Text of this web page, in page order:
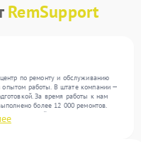
RemSupport
по ремонту и обслуживанию
работы. В штате компании —
За время работы к нам
более 12 000 ремонтов.
300 устройств, включая , , . Мы
обеспечиваем надежный результат